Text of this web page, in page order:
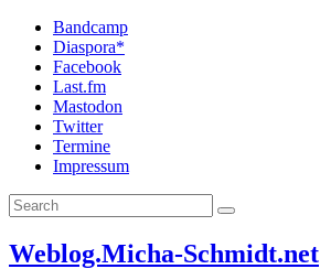
Bandcamp
Diaspora*
Facebook
Last.fm
Mastodon
Twitter
Termine
Impressum
Weblog.Micha-Schmidt.net